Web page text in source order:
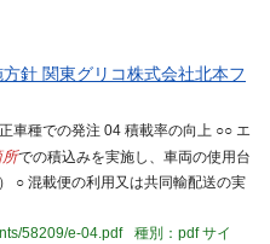
針 関東グリコ株式会社北本フ
車種での発注 04 積載率の向上 ○○ エ
所での積込みを実施し、車両の使用台
○ 混載便の利用又は共同輸配送の実
58209/e-04.pdf
種別：pdfサイ